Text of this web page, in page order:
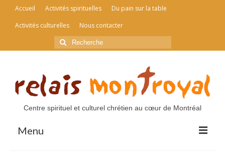
Accueil Activités spirituelles
Du pain sur la table
Activités culturelles
Nous contacter
Rechercher
:
Centre spirituel et culturel chrétien au cœur de Montréal
Menu